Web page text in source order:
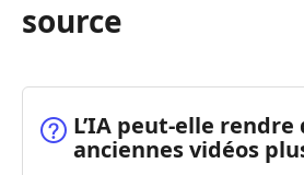
source
L’IA peut‑elle rendre
anciennes vidéos